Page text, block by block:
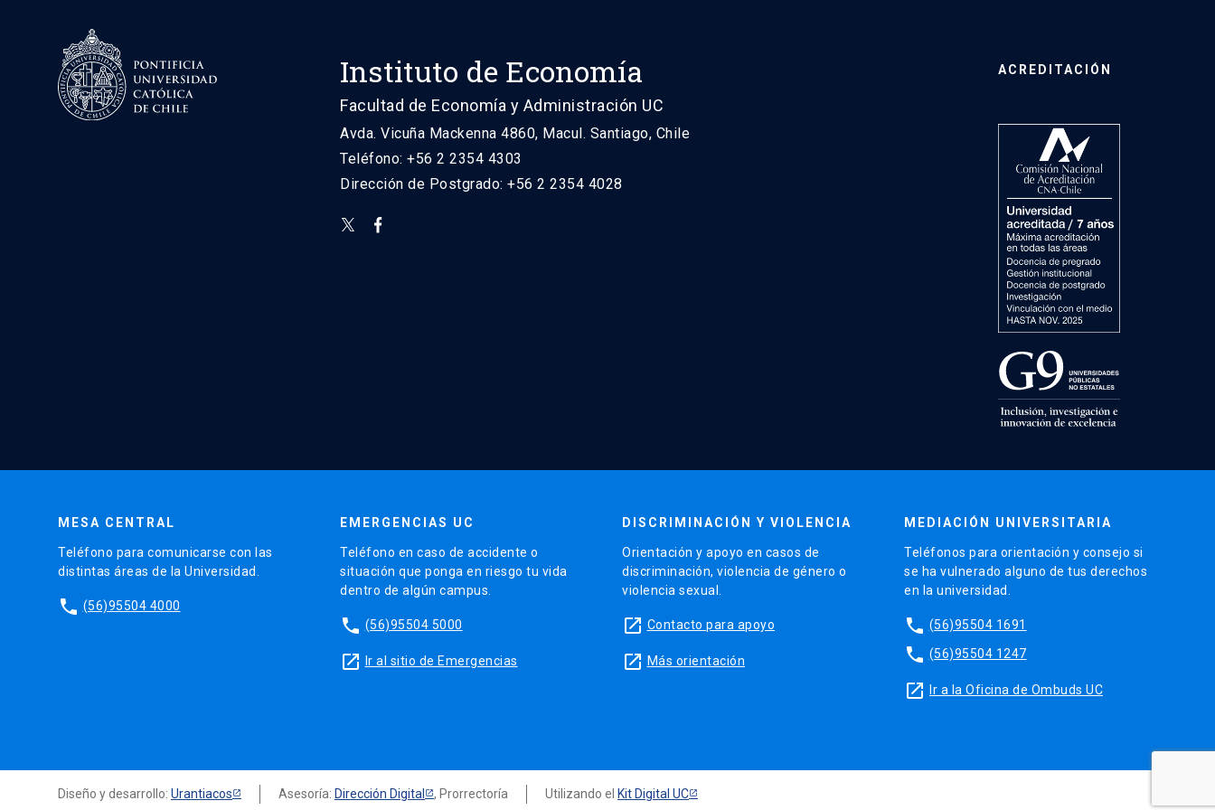
Instituto de Economía
Facultad de Economía y Administración UC
Avda. Vicuña Mackenna 4860, Macul. Santiago, Chile
Teléfono: +56 2 2354 4303
Dirección de Postgrado: +56 2 2354 4028
ACREDITACIÓN
MESA CENTRAL
Teléfono para comunicarse con las
distintas áreas de la Universidad.
phone (56)95504 4000
EMERGENCIAS UC
Teléfono en caso de accidente o
situación que ponga en riesgo tu vida
dentro de algún campus.
phone (56)95504 5000
launch Ir al sitio de Emergencias
DISCRIMINACIÓN Y VIOLENCIA
Orientación y apoyo en casos de
discriminación, violencia de género o
violencia sexual.
launch Contacto para apoyo
launch Más orientación
MEDIACIÓN UNIVERSITARIA
Teléfonos para orientación y consejo si
se ha vulnerado alguno de tus derechos
en la universidad.
phone (56)95504 1691
phone (56)95504 1247
launch Ir a la Oficina de Ombuds UC
Diseño y desarrollo: Urantiacos Asesoría: Dirección Digital , Prorrectoría Utilizando el Kit Digital UC